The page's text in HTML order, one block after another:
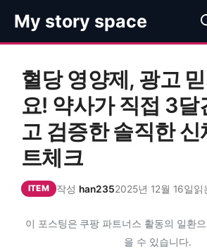
츠
My story space
혈당 영양제, 광고
요! 약사가 직접 3달
고 검증한 솔직한 신
트체크
ITEM 작성 han2352025년 12월 16일읽
이 포스팅은 쿠팡 파트너스 활동의 일환
을 수 있습니다.